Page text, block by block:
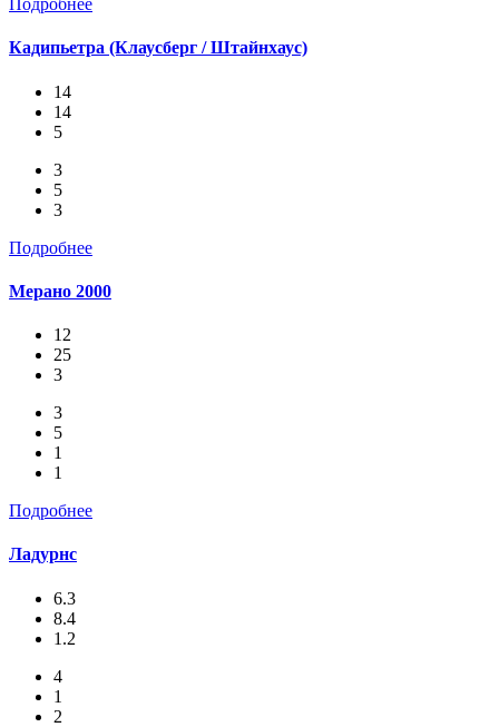
Подробнее
Кадипьетра (Клаусберг / Штайнхаус)
14
14
5
3
5
3
Подробнее
Мерано 2000
12
25
3
3
5
1
1
Подробнее
Ладурнс
6.3
8.4
1.2
4
1
2